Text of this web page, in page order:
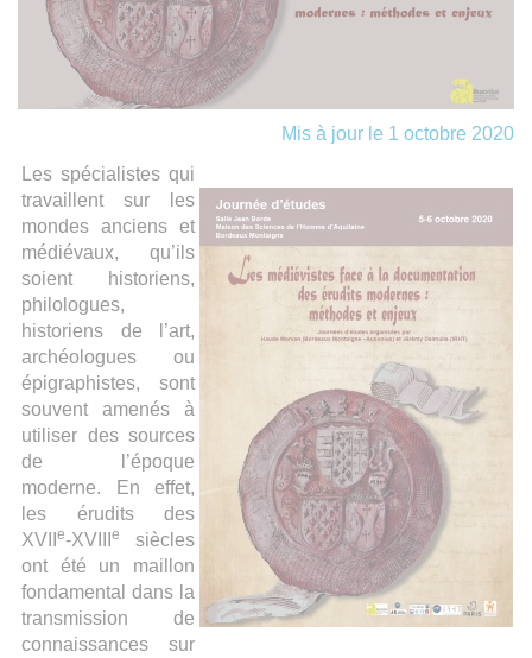
Mis à jour le 1 octobre 2020
Les spécialistes qui
travaillent sur les
mondes anciens et
médiévaux, qu’ils
soient historiens,
philologues,
historiens de l’art,
archéologues ou
épigraphistes, sont
souvent amenés à
utiliser des sources
de l’époque
moderne. En effet,
les érudits des
XVII e-XVIII e
siècles
ont été un maillon
fondamental dans la
transmission de
connaissances sur